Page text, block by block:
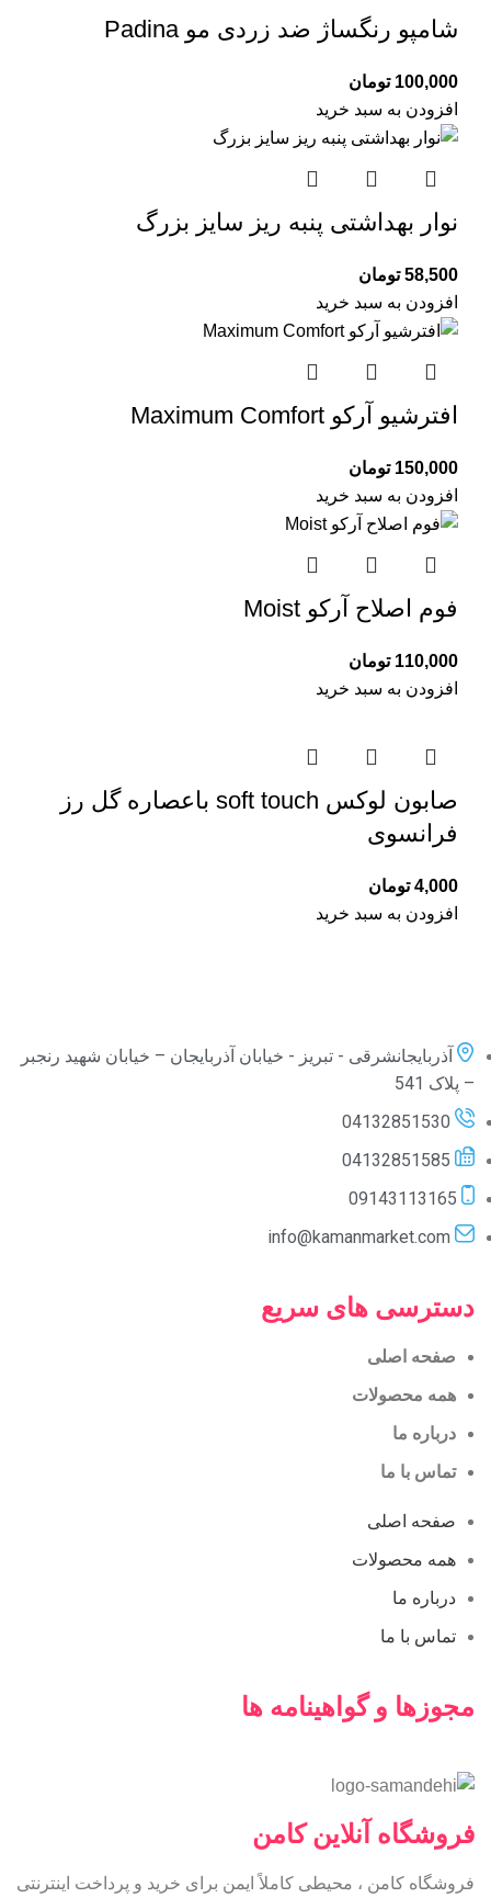
شامپو رنگساژ ضد زردی مو Padina
100,000 تومان
افزودن به سبد خرید
نوار بهداشتی پنبه ریز سایز بزرگ
58,500 تومان
افزودن به سبد خرید
افترشیو آرکو Maximum Comfort
150,000 تومان
افزودن به سبد خرید
فوم اصلاح آرکو Moist
110,000 تومان
افزودن به سبد خرید
صابون لوکس soft touch باعصاره گل رز
فرانسوی
4,000 تومان
افزودن به سبد خرید
آذربایجانشرقی - تبریز - خیابان آذربایجان – خیابان شهید رنجبر
– پلاک 541
04132851530
04132851585
09143113165
info@kamanmarket.com
دسترسی های سریع
صفحه اصلی
همه محصولات
درباره ما
تماس با ما
صفحه اصلی
همه محصولات
درباره ما
تماس با ما
مجوزها و گواهینامه ها
فروشگاه آنلاین کامن
فروشگاه کامن ، محیطی کاملاً ایمن برای خرید و پرداخت اینترنتی